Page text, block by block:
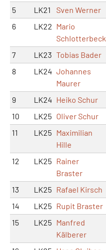
5
LK21 Sven Werner
6
LK22 Mario
Schlotterbeck
7 LK23 Tobias Bader
8
LK24 Johannes
Maurer
9 LK24 Heiko Schur
10
LK25 Oliver Schur
11
LK25 Maximilian
Hille
12 LK25 Rainer
Braster
13 LK25 Rafael Kirsch
14
LK25 Rupit Braster
15
LK25 Manfred
Kälberer